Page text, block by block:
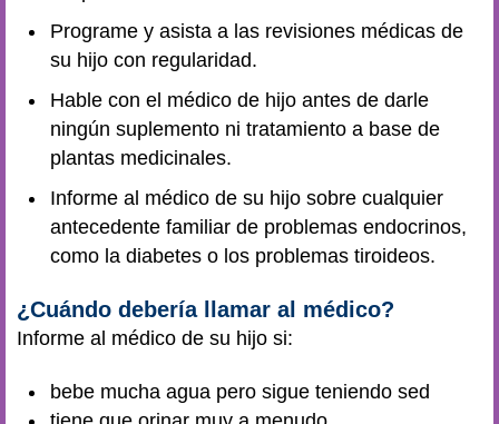
Programe y asista a las revisiones médicas de
su hijo con regularidad.
Hable con el médico de hijo antes de darle
ningún suplemento ni tratamiento a base de
plantas medicinales.
Informe al médico de su hijo sobre cualquier
antecedente familiar de problemas endocrinos,
como la diabetes o los problemas tiroideos.
¿Cuándo debería llamar al médico?
Informe al médico de su hijo si:
bebe mucha agua pero sigue teniendo sed